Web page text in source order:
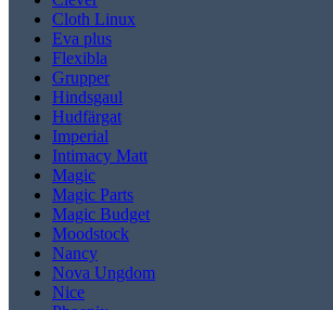
Cloth Linux
Eva plus
Flexibla
Grupper
Hindsgaul
Hudfärgat
Imperial
Intimacy Matt
Magic
Magic Parts
Magic Budget
Moodstock
Nancy
Nova Ungdom
Nice